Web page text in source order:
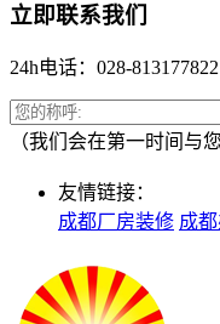
立即联系我们
24h电话：028-813177822
（我们会在第一时间与
友情链接：
成都厂房装修 成